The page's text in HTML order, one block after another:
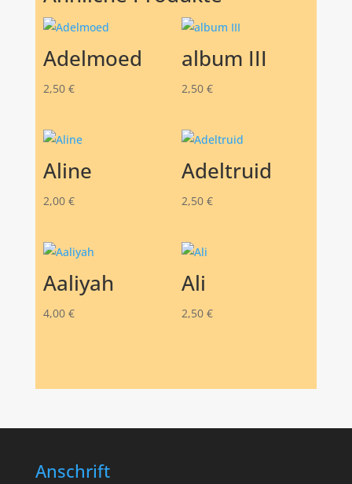
Adelmoed
2,50 €
album III
2,50 €
Aline
2,00 €
Adeltruid
2,50 €
Aaliyah
4,00 €
Ali
2,50 €
Anschrift